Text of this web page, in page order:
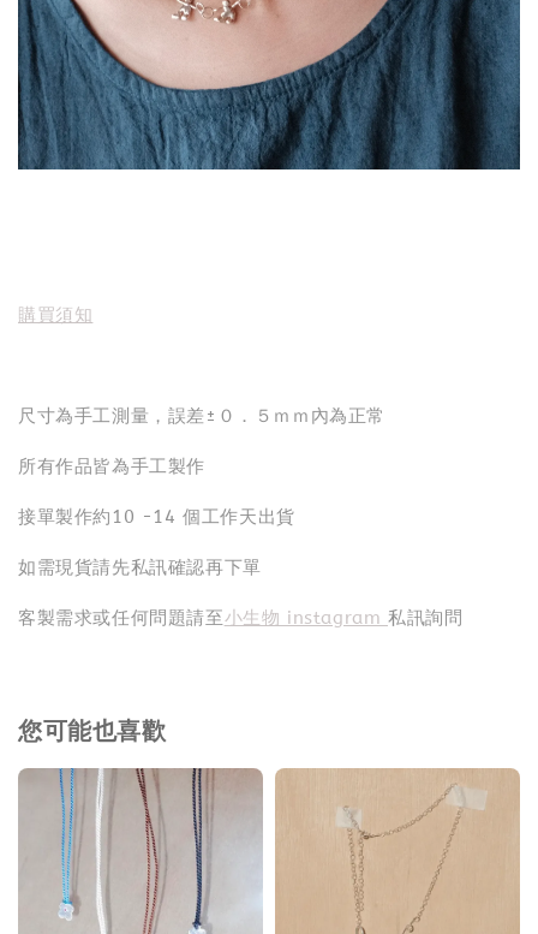
購買須知
尺寸為手工測量，誤差±０．５ｍｍ內為正常
所有作品皆為手工製作
接單製作約10 -14 個工作天出貨
如需現貨請先私訊確認再下單
客製需求或任何問題請至小生物 instagram私訊詢問
您可能也喜歡